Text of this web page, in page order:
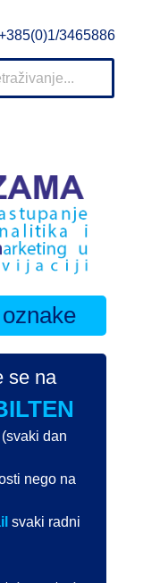
+385(0)1/3465886
se na
dan
nego na
svaki radni